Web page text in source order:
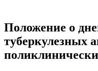
Положение о
туберкулезных